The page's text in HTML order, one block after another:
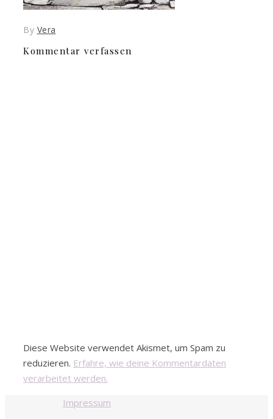
By Vera
Kommentar verfassen
Diese Website verwendet Akismet, um Spam zu
reduzieren. Erfahre, wie deine Kommentardaten
verarbeitet werden.
Impressum